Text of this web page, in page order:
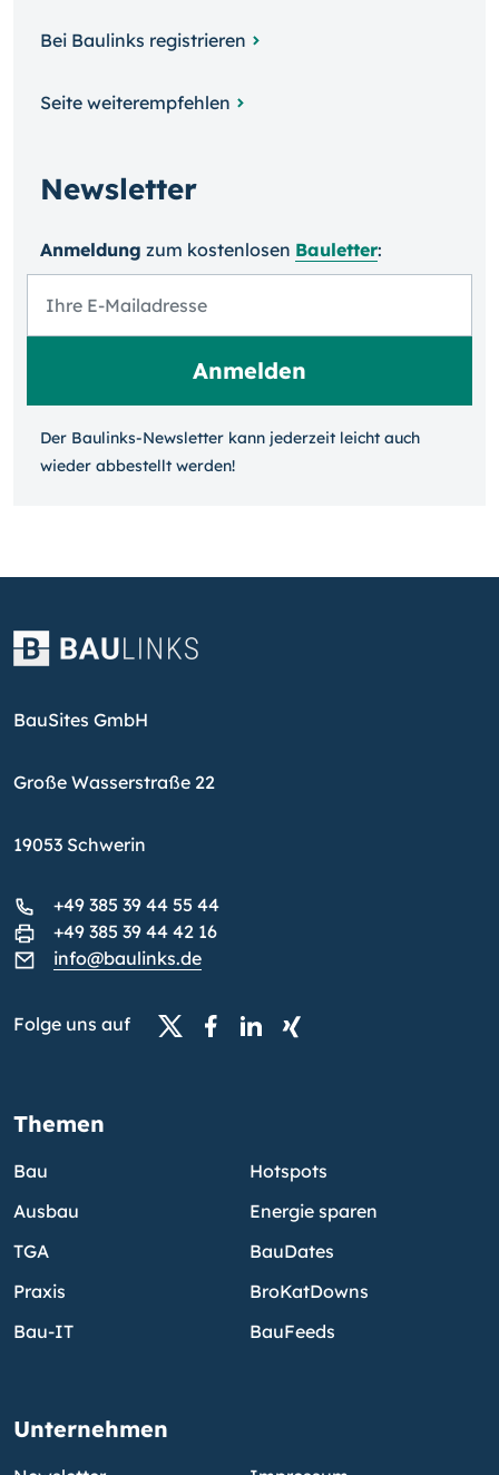
Bei Baulinks registrieren
Seite weiterempfehlen
Newsletter
Anmeldung zum kosten­losen Bauletter:
Der Baulinks-Newsletter kann jeder­zeit leicht auch
wieder ab­bestellt werden!
BauSites GmbH
Große Wasserstraße 22
19053 Schwerin
+49 385 39 44 55 44
+49 385 39 44 42 16
info@baulinks.de
Folge uns auf
Themen
Bau
Ausbau
TGA
Praxis
Bau-IT
Hotspots
Energie sparen
BauDates
BroKatDowns
BauFeeds
Unternehmen